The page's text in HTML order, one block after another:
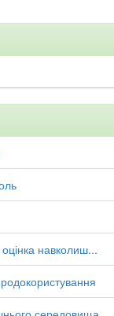
оцінка навколиш...